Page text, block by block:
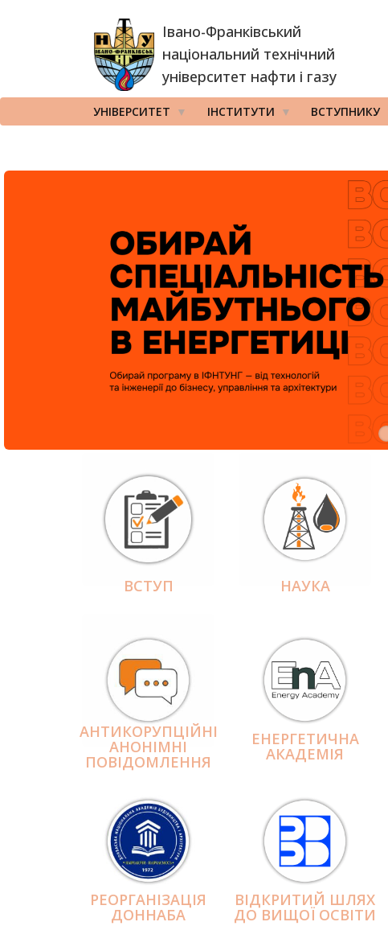
Івано-Франківський
національний технічний
університет нафти і газу
УНІВЕРСИТЕТ ІНСТИТУТИ ВСТУПНИКУ
ВСТУП НАУКА
АНТИКОРУПЦІЙНІ
АНОНІМНІ
ПОВІДОМЛЕННЯ
ЕНЕРГЕТИЧНА
АКАДЕМІЯ
РЕОРГАНІЗАЦІЯ
ДОННАБА
ВІДКРИТИЙ ШЛЯХ
ДО ВИЩОЇ ОСВІТИ